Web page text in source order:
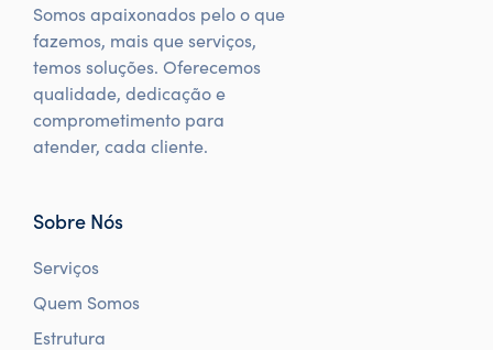
Somos apaixonados pelo o que
fazemos, mais que serviços,
temos soluções. Oferecemos
qualidade, dedicação e
comprometimento para
atender, cada cliente.
Sobre Nós
Serviços
Quem Somos
Estrutura